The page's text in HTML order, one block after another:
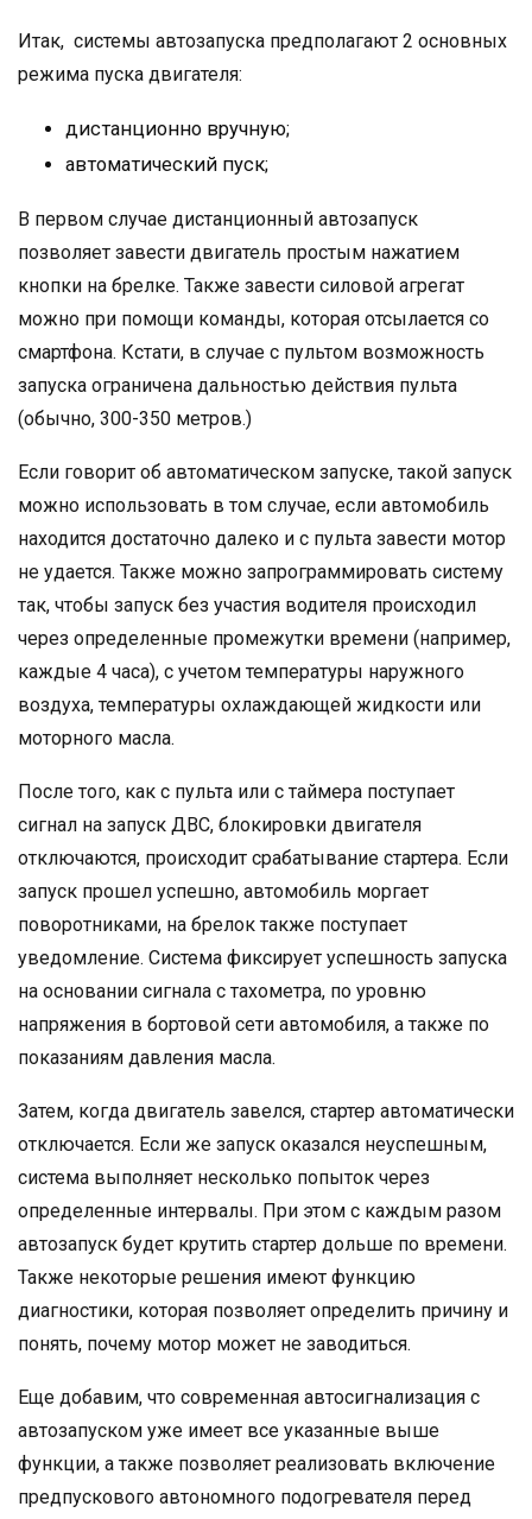
Итак, системы автозапуска предполагают 2 основных
режима пуска двигателя:
дистанционно вручную;
автоматический пуск;
В первом случае дистанционный автозапуск
позволяет завести двигатель простым нажатием
кнопки на брелке. Также завести силовой агрегат
можно при помощи команды, которая отсылается со
смартфона. Кстати, в случае с пультом возможность
запуска ограничена дальностью действия пульта
(обычно, 300-350 метров.)
Если говорит об автоматическом запуске, такой запуск
можно использовать в том случае, если автомобиль
находится достаточно далеко и с пульта завести мотор
не удается. Также можно запрограммировать систему
так, чтобы запуск без участия водителя происходил
через определенные промежутки времени (например,
каждые 4 часа), с учетом температуры наружного
воздуха, температуры охлаждающей жидкости или
моторного масла.
После того, как с пульта или с таймера поступает
сигнал на запуск ДВС, блокировки двигателя
отключаются, происходит срабатывание стартера. Если
запуск прошел успешно, автомобиль моргает
поворотниками, на брелок также поступает
уведомление. Система фиксирует успешность запуска
на основании сигнала с тахометра, по уровню
напряжения в бортовой сети автомобиля, а также по
показаниям давления масла.
Затем, когда двигатель завелся, стартер автоматически
отключается. Если же запуск оказался неуспешным,
система выполняет несколько попыток через
определенные интервалы. При этом с каждым разом
автозапуск будет крутить стартер дольше по времени.
Также некоторые решения имеют функцию
диагностики, которая позволяет определить причину и
понять, почему мотор может не заводиться.
Еще добавим, что современная автосигнализация с
автозапуском уже имеет все указанные выше
функции, а также позволяет реализовать включение
предпускового автономного подогревателя перед